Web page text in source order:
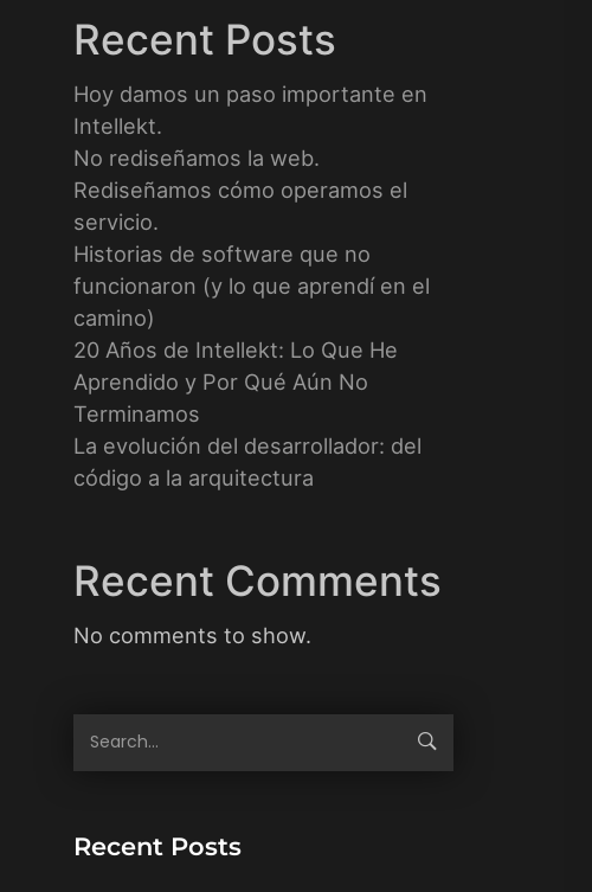
Recent Posts
Hoy damos un paso importante en
Intellekt.
No rediseñamos la web.
Rediseñamos cómo operamos el
servicio.
Historias de software que no
funcionaron (y lo que aprendí en el
camino)
20 Años de Intellekt: Lo Que He
Aprendido y Por Qué Aún No
Terminamos
La evolución del desarrollador: del
código a la arquitectura
Recent Comments
No comments to show.
Recent Posts